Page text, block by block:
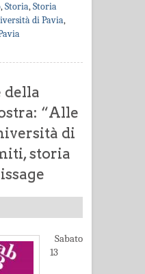
,Storia,Storia
di Pavia,
della
“Alle
di
storia
Sabato
13